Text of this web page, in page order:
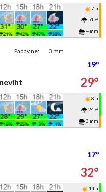
7 h
51 %
4 mm
Padavine: 3 mm
19°
29°
8 h
24 %
3 mm
17°
32°
14 h